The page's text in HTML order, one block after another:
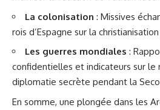
La colonisation : Missives
rois d’Espagne sur la
Les guerres mondiales :
confidentielles et indicateurs sur le
diplomatie secrète pendant la
En somme, une plongée dans les